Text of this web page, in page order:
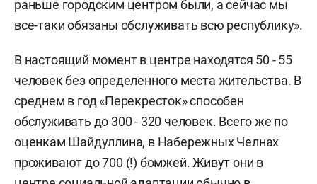
раньше городским центром были, а сейчас мы
все-таки обязаны обслуживать всю республику».
В настоящий момент в центре находятся 50 - 55
человек без определенного места жительства. В
среднем в год «Перекресток» способен
обслуживать до 300 - 320 человек. Всего же по
оценкам Шайдуллина, в Набережных Челнах
проживают до 700 (!) бомжей. Живут они в